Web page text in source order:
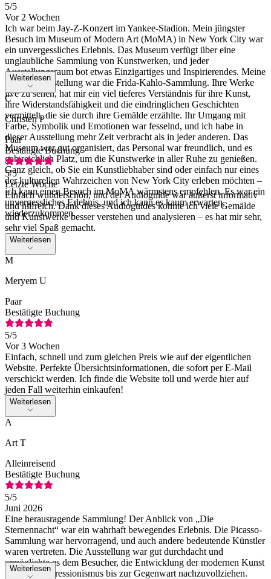
5/5
Vor 2 Wochen
Ich war beim Jay-Z-Konzert im Yankee-Stadion. Mein jüngster
Besuch im Museum of Modern Art (MoMA) in New York City war
ein unvergessliches Erlebnis. Das Museum verfügt über eine
unglaubliche Sammlung von Kunstwerken, und jeder
Ausstellungsraum bot etwas Einzigartiges und Inspirierendes. Meine
Lieblingsausstellung war die Frida-Kahlo-Sammlung. Ihre Werke
live zu sehen, hat mir ein viel tieferes Verständnis für ihre Kunst,
ihre Widerstandsfähigkeit und die eindringlichen Geschichten
vermittelt, die sie durch ihre Gemälde erzählte. Ihr Umgang mit
Farbe, Symbolik und Emotionen war fesselnd, und ich habe in
dieser Ausstellung mehr Zeit verbracht als in jeder anderen. Das
Museum war gut organisiert, das Personal war freundlich, und es
gab reichlich Platz, um die Kunstwerke in aller Ruhe zu genießen.
Ganz gleich, ob Sie ein Kunstliebhaber sind oder einfach nur eines
der kulturellen Wahrzeichen von New York City erleben möchten –
ich kann einen Besuch im MoMA wärmstens empfehlen. Es war ein
unvergessliches Erlebnis, und ich kann es kaum erwarten,
wiederzukommen.
Weiterlesen
C
Christen P
Paar
Bestätigte Buchung
5/5
Letzte Woche
Einfach wunderschön, und der Audioguide war äußerst informativ
und hilfreich. Dank dieses Audioguides konnte ich viele Gemälde
und Kunstwerke besser verstehen und analysieren – es hat mir sehr,
sehr viel Spaß gemacht.
Weiterlesen
M
Meryem U
Paar
Bestätigte Buchung
5/5
Vor 3 Wochen
Einfach, schnell und zum gleichen Preis wie auf der eigentlichen
Website. Perfekte Übersichtsinformationen, die sofort per E-Mail
verschickt werden. Ich finde die Website toll und werde hier auf
jeden Fall weiterhin einkaufen!
Weiterlesen
A
Art T
Alleinreisend
Bestätigte Buchung
5/5
Juni 2026
Eine herausragende Sammlung! Der Anblick von „Die
Sternennacht“ war ein wahrhaft bewegendes Erlebnis. Die Picasso-
Sammlung war hervorragend, und auch andere bedeutende Künstler
waren vertreten. Die Ausstellung war gut durchdacht und
ermöglichte es dem Besucher, die Entwicklung der modernen Kunst
vom Postimpressionismus bis zur Gegenwart nachzuvollziehen.
Weiterlesen